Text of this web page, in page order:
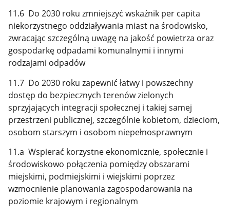
11.6 Do 2030 roku zmniejszyć wskaźnik per capita
niekorzystnego oddziaływania miast na środowisko,
zwracając szczególną uwagę na jakość powietrza oraz
gospodarkę odpadami komunalnymi i innymi
rodzajami odpadów
11.7 Do 2030 roku zapewnić łatwy i powszechny
dostęp do bezpiecznych terenów zielonych
sprzyjających integracji społecznej i takiej samej
przestrzeni publicznej, szczególnie kobietom, dzieciom,
osobom starszym i osobom niepełnosprawnym
11.a Wspierać korzystne ekonomicznie, społecznie i
środowiskowo połączenia pomiędzy obszarami
miejskimi, podmiejskimi i wiejskimi poprzez
wzmocnienie planowania zagospodarowania na
poziomie krajowym i regionalnym